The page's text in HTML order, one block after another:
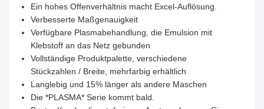
Ein hohes Offenverhältnis macht Excel-Auflösung.
Verbesserte Maßgenauigkeit
Verfügbare Plasmabehandlung, die Emulsion mit
Klebstoff an das Netz gebunden
Vollständige Produktpalette, verschiedene
Stückzahlen / Breite, mehrfarbig erhältlich
Langlebig und 15% länger als andere Maschen
Die *PLASMA* Serie kommt bald.